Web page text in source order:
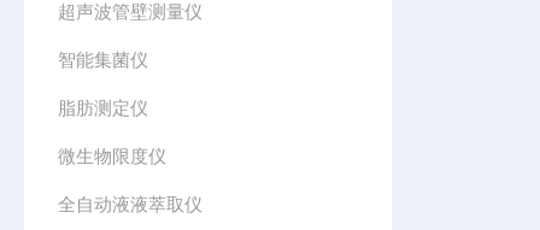
超声波管壁测量仪
智能集菌仪
脂肪测定仪
微生物限度仪
全自动液液萃取仪